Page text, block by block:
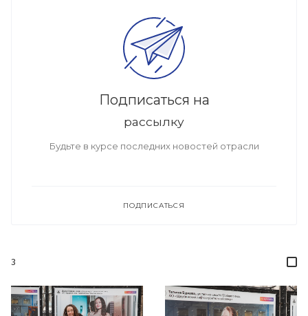
Подписаться на
рассылку
Будьте в курсе последних новостей отрасли
ПОДПИСАТЬСЯ
3